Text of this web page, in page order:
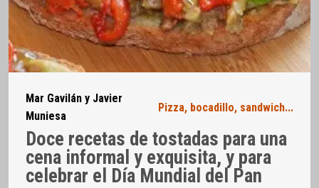
Mar Gavilán y Javier
Muniesa
Pizza, bocadillo, sandwich...
Doce recetas de tostadas para una
cena informal y exquisita, y para
celebrar el Día Mundial del Pan